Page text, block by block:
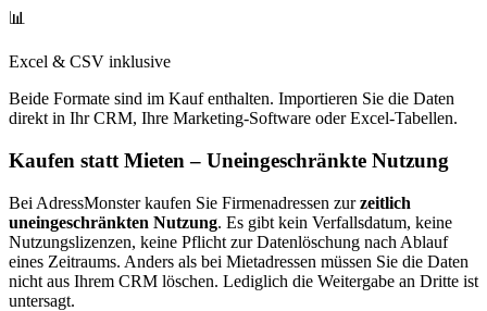
📊
Excel & CSV inklusive
Beide Formate sind im Kauf enthalten. Importieren Sie die Daten
direkt in Ihr CRM, Ihre Marketing-Software oder Excel-Tabellen.
Kaufen statt Mieten – Uneingeschränkte Nutzung
Bei AdressMonster kaufen Sie Firmenadressen zur zeitlich
uneingeschränkten Nutzung. Es gibt kein Verfallsdatum, keine
Nutzungslizenzen, keine Pflicht zur Datenlöschung nach Ablauf
eines Zeitraums. Anders als bei Mietadressen müssen Sie die Daten
nicht aus Ihrem CRM löschen. Lediglich die Weitergabe an Dritte ist
untersagt.